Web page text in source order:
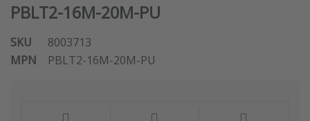
PBLT2-16M-20M-PU
SKU
8003713
MPN
PBLT2-16M-20M-PU